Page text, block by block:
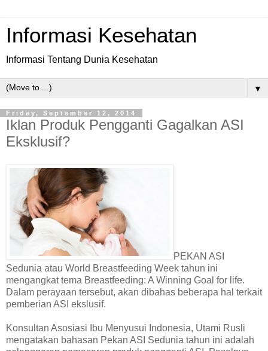
Informasi Kesehatan
Informasi Tentang Dunia Kesehatan
▼
Friday, September 12, 2014
Iklan Produk Pengganti Gagalkan ASI
Eksklusif?
PEKAN ASI
Sedunia atau World Breastfeeding Week tahun ini
mengangkat tema Breastfeeding: A Winning Goal for life.
Dalam perayaan tersebut, akan dibahas beberapa hal terkait
pemberian ASI ekslusif.
Konsultan Asosiasi Ibu Menyusui Indonesia, Utami Rusli
mengatakan bahasan Pekan ASI Sedunia tahun ini adalah